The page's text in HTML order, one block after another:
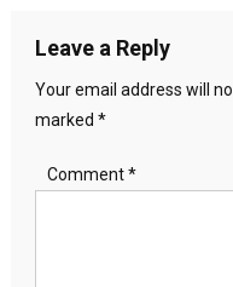
Leave a Reply
Your email address will
marked *
Comment*